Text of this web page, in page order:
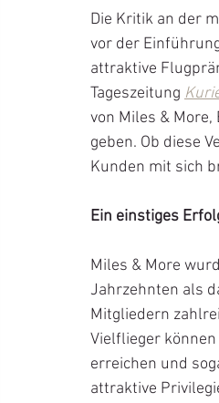
Die Kritik an der
vor der
attraktive
Tageszeitung
von Miles &
geben. Ob diese
Kunden mit sich
Ein einstiges
Miles & More
Jahrzehnten als
Mitgliedern
Vielflieger
erreichen und
attraktive